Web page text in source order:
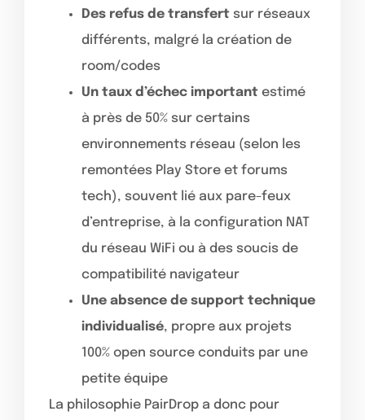
Des refus de transfert sur réseaux
différents, malgré la création de
room/codes
Un taux d’échec important estimé
à près de 50% sur certains
environnements réseau (selon les
remontées Play Store et forums
tech), souvent lié aux pare-feux
d’entreprise, à la configuration NAT
du réseau WiFi ou à des soucis de
compatibilité navigateur
Une absence de support technique
individualisé, propre aux projets
100% open source conduits par une
petite équipe
La philosophie PairDrop a donc pour